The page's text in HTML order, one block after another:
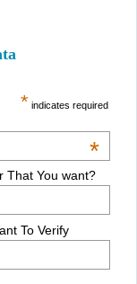
* indicates required
*
That You want?
To Verify